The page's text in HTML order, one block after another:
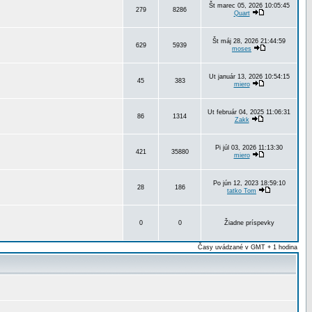
279 8286
Št marec 05, 2026 10:05:45
Quart
629 5939
Št máj 28, 2026 21:44:59
moses
45 383
Ut január 13, 2026 10:54:15
miero
86 1314
Ut február 04, 2025 11:06:31
Zakk
421 35880
Pi júl 03, 2026 11:13:30
miero
28 186
Po jún 12, 2023 18:59:10
tatko Tom
0 0 Žiadne príspevky
Časy uvádzané v GMT + 1 hodina